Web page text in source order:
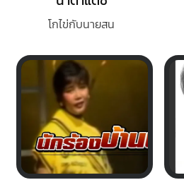
โกไข่กับนายสน